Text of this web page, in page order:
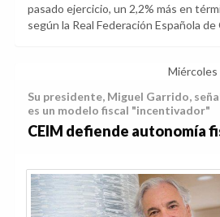
pasado ejercicio, un 2,2% más en
según la Real Federación Española de
Miércoles
Su presidente, Miguel Garrido,
es un modelo fiscal "incentivador"
CEIM defiende autonomía